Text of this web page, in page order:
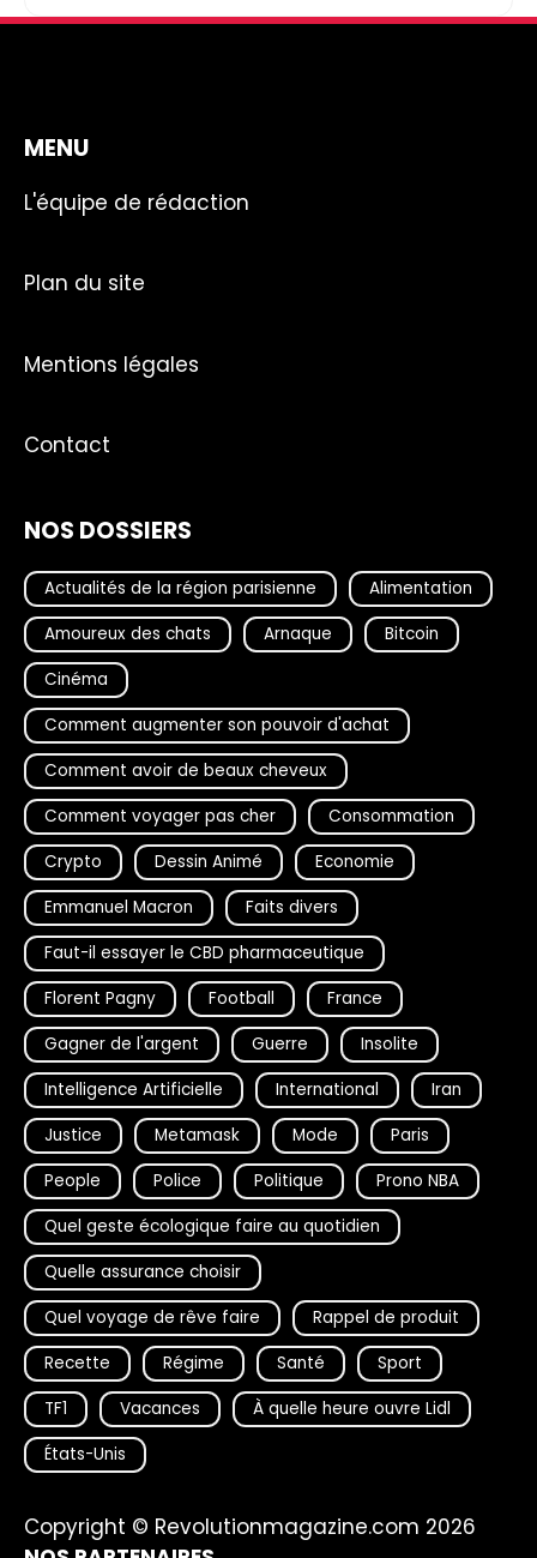
MENU
L'équipe de rédaction
Plan du site
Mentions légales
Contact
NOS DOSSIERS
Actualités de la région parisienne
Alimentation
Amoureux des chats
Arnaque
Bitcoin
Cinéma
Comment augmenter son pouvoir d'achat
Comment avoir de beaux cheveux
Comment voyager pas cher
Consommation
Crypto
Dessin Animé
Economie
Emmanuel Macron
Faits divers
Faut-il essayer le CBD pharmaceutique
Florent Pagny
Football
France
Gagner de l'argent
Guerre
Insolite
Intelligence Artificielle
International
Iran
Justice
Metamask Mode
Paris
People
Police Politique
Prono NBA
Quel geste écologique faire au quotidien
Quelle assurance choisir
Quel voyage de rêve faire
Rappel de produit
Recette
Régime Santé
Sport
TF1
Vacances
À quelle heure ouvre Lidl
États-Unis
Copyright © Revolutionmagazine.com 2026